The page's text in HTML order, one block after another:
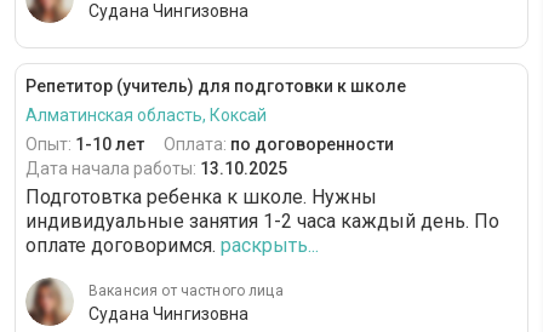
Судана Чингизовна
Репетитор (учитель) для подготовки к школе
Алматинская область, Коксай
Опыт: 1-10 лет Оплата: по договоренности
Дата начала работы: 13.10.2025
Подготовтка ребенка к школе. Нужны
индивидуальные занятия 1-2 часа каждый день. По
оплате договоримся. раскрыть...
Вакансия от частного лица
Судана Чингизовна